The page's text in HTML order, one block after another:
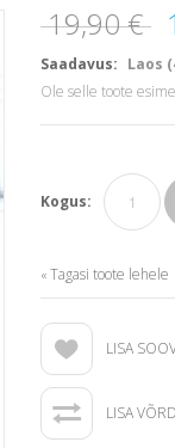
19,90 €
Saadavus: Laos
Ole selle toote
Kogus:
« Tagasi toote lehele
LISA
LISA